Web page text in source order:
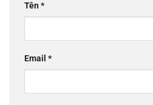
Tên*
Email *